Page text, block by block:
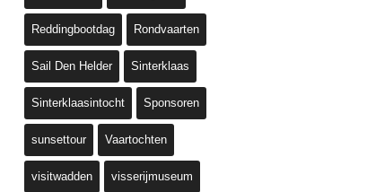
Reddingbootdag Rondvaarten
Sail Den Helder Sinterklaas
Sinterklaasintocht Sponsoren
sunsettour Vaartochten
visitwadden visserijmuseum